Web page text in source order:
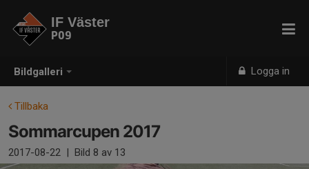
Bildgalleri Logga in
IF Väster
P09
Tillbaka
Sommarcupen 2017
2017-08-22 | Bild 8 av 13